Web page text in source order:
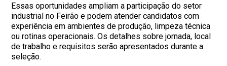
Essas oportunidades ampliam a participação do setor
industrial no Feirão e podem atender candidatos com
experiência em ambientes de produção, limpeza técnica
ou rotinas operacionais. Os detalhes sobre jornada, local
de trabalho e requisitos serão apresentados durante a
seleção.